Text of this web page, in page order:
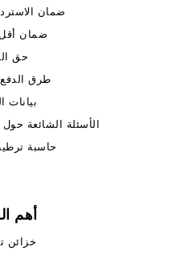
ضمان الاسترداد
ضمان أقل
حق
طرق الدفع
بيانات
الأسئلة الشائعة
حاسبة
أهم
خزائن